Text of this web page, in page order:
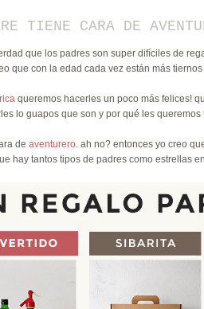
TIENE CARA DE
que los padres son super difíciles de
que con la edad cada vez están más
queremos hacerles un poco más felices!
lo guapos que son y por qué les queremos
de aventurero. ah no? entonces yo creo
hay tantos tipos de padres como estrellas